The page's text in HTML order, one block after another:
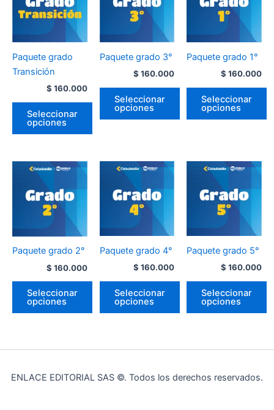
Paquete grado
Transición
$ 160.000
Seleccionar
opciones
Paquete grado 3°
$ 160.000
Seleccionar
opciones
Paquete grado 1°
$ 160.000
Seleccionar
opciones
Paquete grado 2°
$ 160.000
Seleccionar
opciones
Paquete grado 4°
$ 160.000
Seleccionar
opciones
Paquete grado 5°
$ 160.000
Seleccionar
opciones
ENLACE EDITORIAL SAS ©. Todos los derechos reservados.